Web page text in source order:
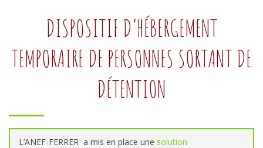
DISPOSITIF D’HÉBERGEMENT
TEMPORAIRE DE PERSONNES SORTANT DE
DÉTENTION
L’ANEF-FERRER a mis en place une solution